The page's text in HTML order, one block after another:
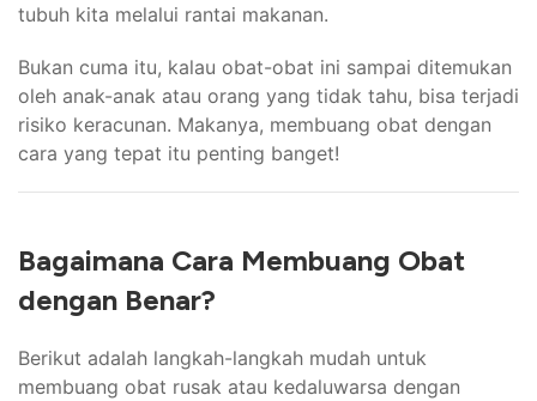
tubuh kita melalui rantai makanan.
Bukan cuma itu, kalau obat-obat ini sampai ditemukan
oleh anak-anak atau orang yang tidak tahu, bisa terjadi
risiko keracunan. Makanya, membuang obat dengan
cara yang tepat itu penting banget!
Bagaimana Cara Membuang Obat
dengan Benar?
Berikut adalah langkah-langkah mudah untuk
membuang obat rusak atau kedaluwarsa dengan